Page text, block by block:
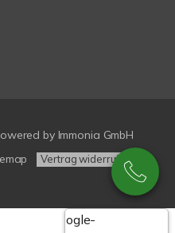
by Immonia GmbH
Vertrag widerrufen
Google-